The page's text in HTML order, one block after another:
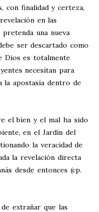
con finalidad y certeza,
en las
una nueva
ser descartado como
Dios es totalmente
necesitan para
apostasía dentro de
el bien y el mal ha sido
en el Jardín del
la veracidad de
la revelación directa
desde entonces (cp.
extrañar que las